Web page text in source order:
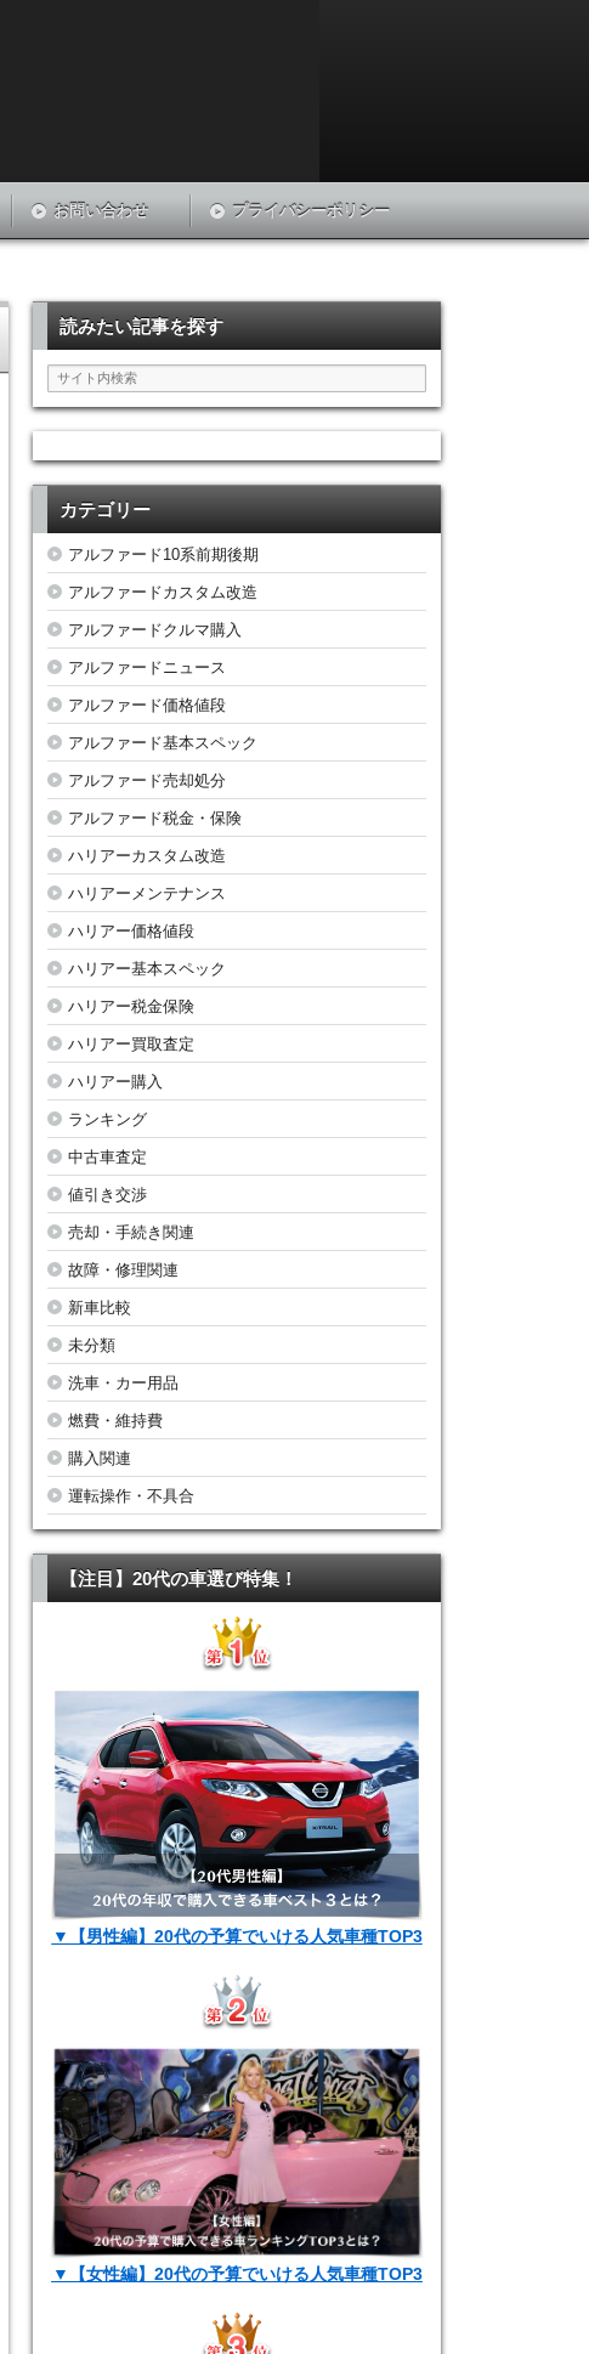
お問い合わせ プライバシーポリシー
読みたい記事を探す
カテゴリー
アルファード10系前期後期
アルファードカスタム改造
アルファードクルマ購入
アルファードニュース
アルファード価格値段
アルファード基本スペック
アルファード売却処分
アルファード税金・保険
ハリアーカスタム改造
ハリアーメンテナンス
ハリアー価格値段
ハリアー基本スペック
ハリアー税金保険
ハリアー買取査定
ハリアー購入
ランキング
中古車査定
値引き交渉
売却・手続き関連
故障・修理関連
新車比較
未分類
洗車・カー用品
燃費・維持費
購入関連
運転操作・不具合
【注目】20代の車選び特集！
▼【男性編】20代の予算でいける人気車種TOP3
▼【女性編】20代の予算でいける人気車種TOP3